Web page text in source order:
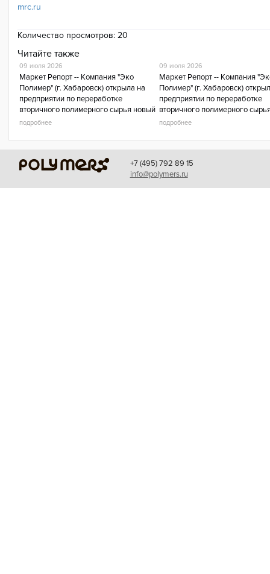
mrc.ru
Количество просмотров: 20
Читайте также
09 июля 2026
Маркет Репорт -- Компания "Эко
Полимер" (г. Хабаровск) открыла на
предприятии по переработке
вторичного полимерного сырья новый
цех по производству полиэтиленовой
"Нац
подробнее
09 июля 2026
Маркет Репорт -- Компания
Полимер" (г. Хабаровск)
предприятии по переработке
вторичного полимерного
цех по производству
"Нац
подробнее
+7 (495) 792 89 15
info@polymers.ru